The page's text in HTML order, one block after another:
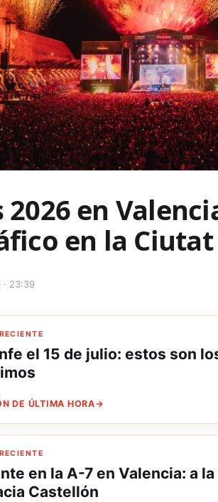
en
en la
· 23:39
el 15 de julio: estos son
DE ÚLTIMA HORA→
en la A-7 en Valencia: a
Castellón